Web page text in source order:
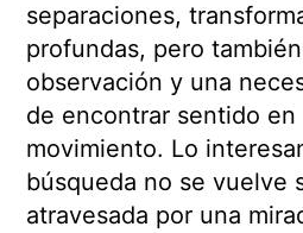
separaciones,
profundas, pero
observación y una
de encontrar sentido en
movimiento. Lo
búsqueda no se vuelve
atravesada por una